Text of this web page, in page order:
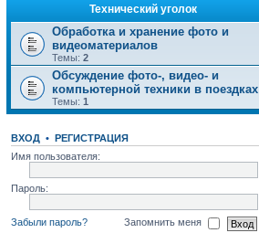
Технический уголок
Обработка и хранение фото и
видеоматериалов
Темы: 2
Обсуждение фото-, видео- и
компьютерной техники в поездках
Темы: 1
ВХОД • РЕГИСТРАЦИЯ
Имя пользователя:
Пароль:
Забыли пароль? Запомнить меня